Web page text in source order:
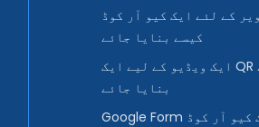
کے لئے ایک کیو آر کوڈ
کیسے بنایا جائے
ایک ویڈیو کے لیے ایک QR کوڈ کیسے
بنایا جائے
Google Form کے لیے ایک کیو آر کوڈ